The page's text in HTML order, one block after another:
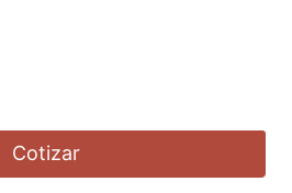
Cotizar